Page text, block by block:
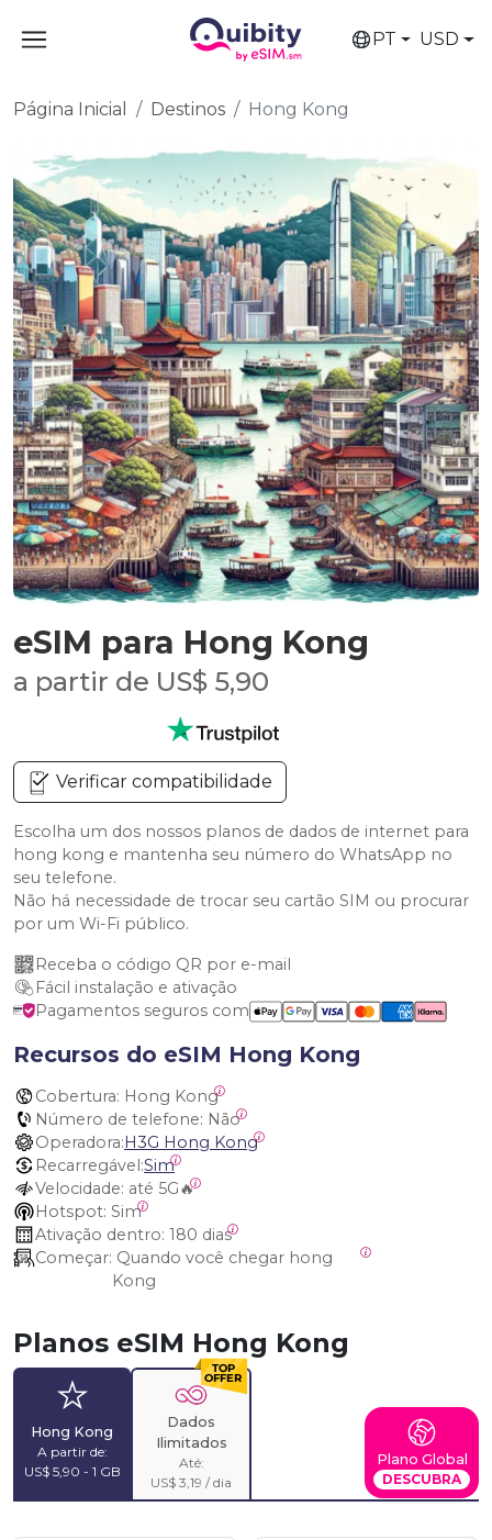
PT USD
Página Inicial Destinos Hong Kong
eSIM para Hong Kong
a partir de US$ 5,90
Verificar compatibilidade
Escolha um dos nossos planos de dados de internet para
hong kong e mantenha seu número do WhatsApp no
seu telefone.
Não há necessidade de trocar seu cartão SIM ou procurar
por um Wi-Fi público.
Receba o código QR por e-mail
Fácil instalação e ativação
Pagamentos seguros com
Recursos do eSIM Hong Kong
Cobertura: Hong Kong
Número de telefone: Não
Operadora:H3G Hong Kong
Recarregável:Sim
Velocidade: até 5G🔥
Hotspot: Sim
Ativação dentro: 180 dias
Começar:
Kong
Planos eSIM Hong Kong
Hong Kong
A partir de:
US$ 5,90 - 1 GB
Dados
Ilimitados
Até:
US$ 3,19 / dia
Plano Global
DESCUBRA